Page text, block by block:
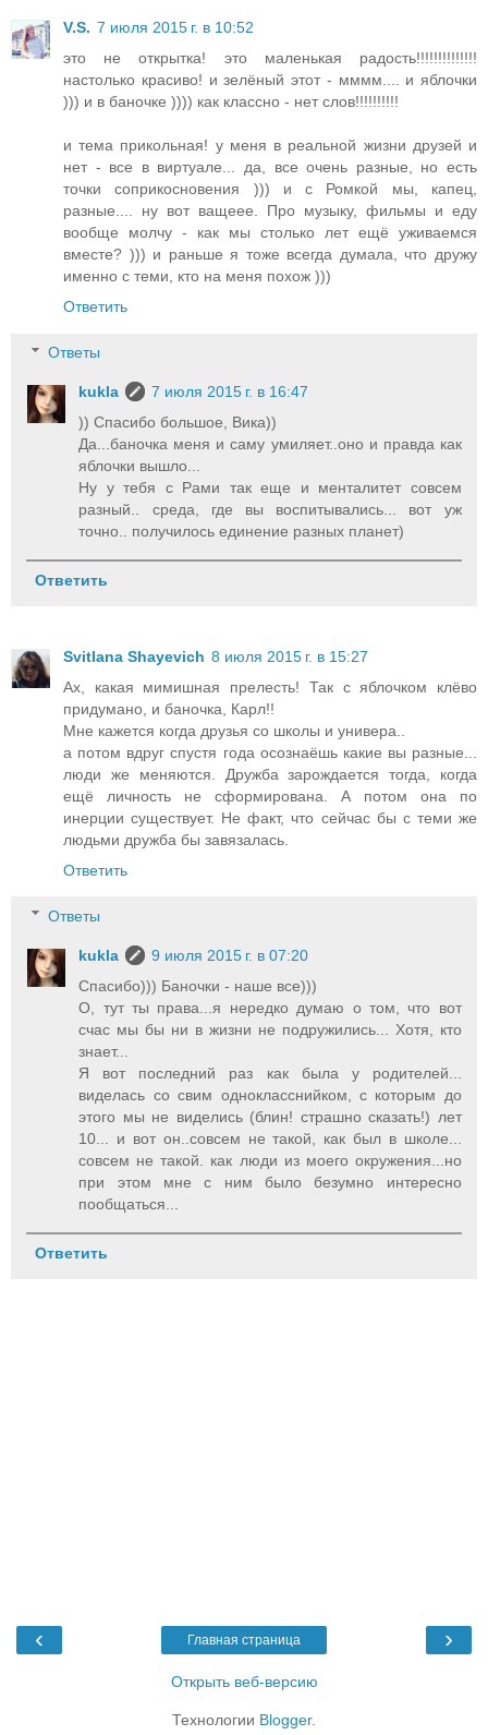
V.S. 7 июля 2015 г. в 10:52
это не открытка! это маленькая радость!!!!!!!!!!!!!!
настолько красиво! и зелёный этот - мммм.... и яблочки
))) и в баночке )))) как классно - нет слов!!!!!!!!!!
и тема прикольная! у меня в реальной жизни друзей и
нет - все в виртуале... да, все очень разные, но есть
точки соприкосновения ))) и с Ромкой мы, капец,
разные.... ну вот ващеее. Про музыку, фильмы и еду
вообще молчу - как мы столько лет ещё уживаемся
вместе? ))) и раньше я тоже всегда думала, что дружу
именно с теми, кто на меня похож )))
Ответить
Ответы
kukla
7 июля 2015 г. в 16:47
)) Спасибо большое, Вика))
Да...баночка меня и саму умиляет..оно и правда как
яблочки вышло...
Ну у тебя с Рами так еще и менталитет совсем
разный.. среда, где вы воспитывались... вот уж
точно.. получилось единение разных планет)
Ответить
Svitlana Shayevich 8 июля 2015 г. в 15:27
Ах, какая мимишная прелесть! Так с яблочком клёво
придумано, и баночка, Карл!!
Мне кажется когда друзья со школы и универа..
а потом вдруг спустя года осознаёшь какие вы разные...
люди же меняются. Дружба зарождается тогда, когда
ещё личность не сформирована. А потом она по
инерции существует. Не факт, что сейчас бы с теми же
людьми дружба бы завязалась.
Ответить
Ответы
kukla
9 июля 2015 г. в 07:20
Спасибо))) Баночки - наше все)))
О, тут ты права...я нередко думаю о том, что вот
счас мы бы ни в жизни не подружились... Хотя, кто
знает...
Я вот последний раз как была у родителей...
виделась со свим однокласснийком, с которым до
этого мы не виделись (блин! страшно сказать!) лет
10... и вот он..совсем не такой, как был в школе...
совсем не такой. как люди из моего окружения...но
при этом мне с ним было безумно интересно
пообщаться...
Ответить
‹ ›
Главная страница
Открыть веб-версию
Технологии Blogger.